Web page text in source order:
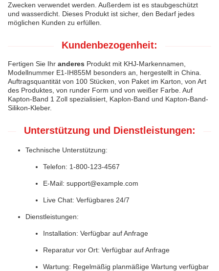
Zwecken verwendet werden. Außerdem ist es staubgeschützt
und wasserdicht. Dieses Produkt ist sicher, den Bedarf jedes
möglichen Kunden zu erfüllen.
Kundenbezogenheit:
Fertigen Sie Ihr anderes Produkt mit KHJ-Markennamen,
Modellnummer E1-IH855M besonders an, hergestellt in China.
Auftragsquantität von 100 Stücken, von Paket im Karton, von Art
des Produktes, von runder Form und von weißer Farbe. Auf
Kapton-Band 1 Zoll spezialisiert, Kaplon-Band und Kapton-Band-
Silikon-Kleber.
Unterstützung und Dienstleistungen:
Technische Unterstützung:
Telefon: 1-800-123-4567
E-Mail: support@example.com
Live Chat: Verfügbares 24/7
Dienstleistungen:
Installation: Verfügbar auf Anfrage
Reparatur vor Ort: Verfügbar auf Anfrage
Wartung: Regelmäßig planmäßige Wartung verfügbar